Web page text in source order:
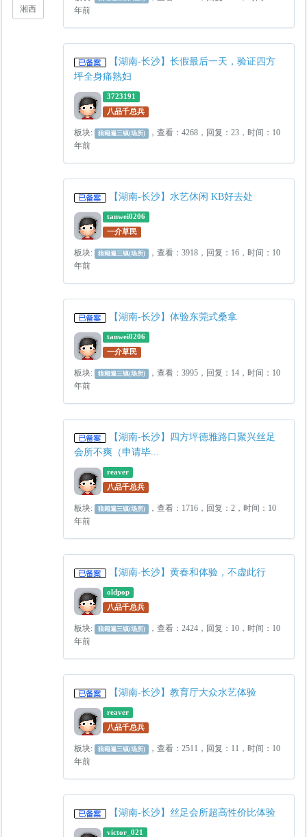
湘西
年前
【湖南-长沙】长假最后一天，验证四方
坪全身痛熟妇
3723191
八品千总兵
板块: 狼籍遍三镇(场所)
，查看：4268，回复：23，时间：10
年前
【湖南-长沙】水艺休闲 KB好去处
tanwei0206
一介草民
板块: 狼籍遍三镇(场所)
，查看：3918，回复：16，时间：10
年前
【湖南-长沙】体验东莞式桑拿
tanwei0206
一介草民
板块: 狼籍遍三镇(场所)
，查看：3995，回复：14，时间：10
年前
【湖南-长沙】四方坪德雅路口聚兴丝足
会所不爽（申请毕...
reaver
八品千总兵
板块: 狼籍遍三镇(场所)
，查看：1716，回复：2，时间：10
年前
【湖南-长沙】黄春和体验，不虚此行
oldpop
八品千总兵
板块: 狼籍遍三镇(场所)
，查看：2424，回复：10，时间：10
年前
【湖南-长沙】教育厅大众水艺体验
reaver
八品千总兵
板块: 狼籍遍三镇(场所)
，查看：2511，回复：11，时间：10
年前
【湖南-长沙】丝足会所超高性价比体验
victor_021